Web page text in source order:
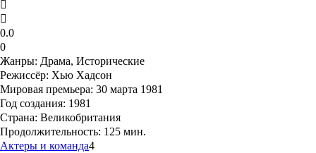
0.0
0
Жанры: Драма, Исторические
Режиссёр: Хью Хадсон
Мировая премьера: 30 марта 1981
Год создания: 1981
Страна: Великобритания
Продолжительность: 125 мин.
Актеры и команда4